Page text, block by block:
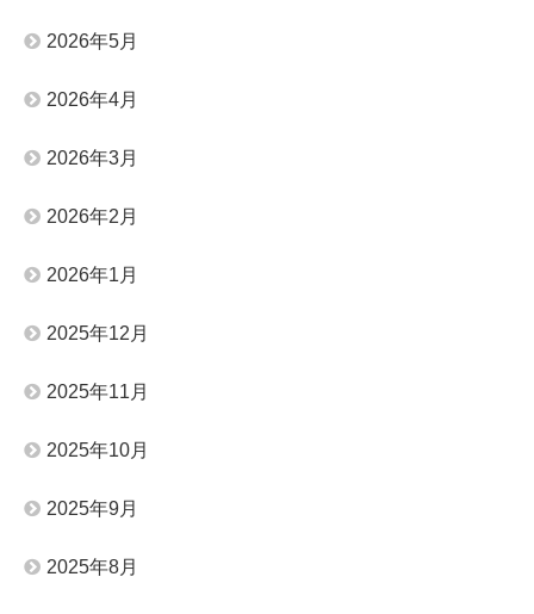
2026年5月
2026年4月
2026年3月
2026年2月
2026年1月
2025年12月
2025年11月
2025年10月
2025年9月
2025年8月